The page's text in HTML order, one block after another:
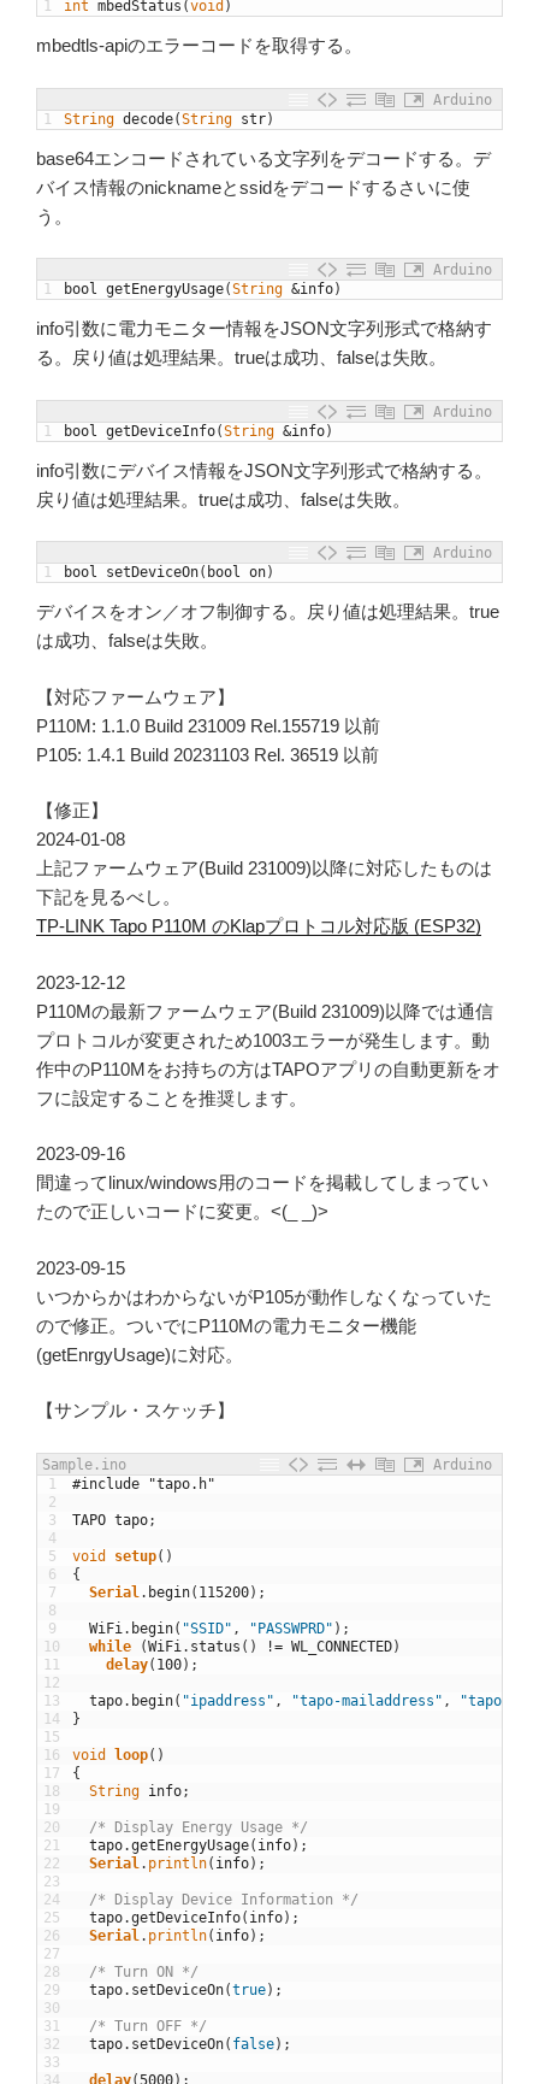
1
int mbedStatus (void )
mbedtls-apiのエラーコードを取得する。
Arduino
1
String decode(String str)
base64エンコードされている文字列をデコードする。デ
バイス情報のnicknameとssidをデコードするさいに使
う。
Arduino
1
bool getEnergyUsage(String &info)
info引数に電力モニター情報をJSON文字列形式で格納す
る。戻り値は処理結果。trueは成功、falseは失敗。
Arduino
1
bool getDeviceInfo(String &info)
info引数にデバイス情報をJSON文字列形式で格納する。
戻り値は処理結果。trueは成功、falseは失敗。
Arduino
1
bool setDeviceOn( bool on)
デバイスをオン／オフ制御する。戻り値は処理結果。true
は成功、falseは失敗。
【対応ファームウェア】
P110M: 1.1.0 Build 231009 Rel.155719 以前
P105: 1.4.1 Build 20231103 Rel. 36519 以前
【修正】
2024-01-08
上記ファームウェア(Build 231009)以降に対応したものは
下記を見るべし。
TP-LINK Tapo P110M のKlapプロトコル対応版 (ESP32)
2023-12-12
P110Mの最新ファームウェア(Build 231009)以降では通信
プロトコルが変更されため1003エラーが発生します。動
作中のP110Mをお持ちの方はTAPOアプリの自動更新をオ
フに設定することを推奨します。
2023-09-16
間違ってlinux/windows用のコードを掲載してしまってい
たので正しいコードに変更。<(_ _)>
2023-09-15
いつからかはわからないがP105が動作しなくなっていた
ので修正。ついでにP110Mの電力モニター機能
(getEnrgyUsage)に対応。
【サンプル・スケッチ】
Sample.ino
Arduino
1
2
3
4
5
6
7
8
9
10
11
12
13
14
15
16
17
18
19
20
21
22
23
24
25
26
27
28
29
30
31
32
33
34
#include "tapo.h"
TAPO tapo;
void setup( )
{
Serial . begin( 115200) ;
WiFi . begin( "SSID" , "PASSWPRD" ) ;
while
(WiFi . status ( ) != WL_CONNECTED)
delay( 100) ;
tapo. begin( "ipaddress" , "tapo-mailaddress" ,
"tapo-
}
void loop( )
{
String info;
/* Display Energy Usage */
tapo.getEnergyUsage( info) ;
Serial . println( info) ;
/* Display Device Information */
tapo.getDeviceInfo( info) ;
Serial . println( info) ;
/* Turn ON */
tapo. setDeviceOn(true) ;
/* Turn OFF */
tapo. setDeviceOn( false) ;
delay(5000) ;